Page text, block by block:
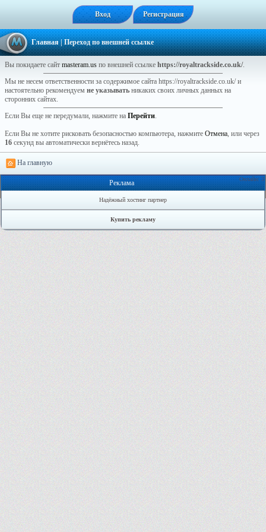
Вход Регистрация
Главная| Переход по внешней ссылке
Вы покидаете сайт masteram.us по внешней ссылке https://royaltrackside.co.uk/.
Мы не несем ответственности за содержимое сайта https://royaltrackside.co.uk/ и
настоятельно рекомендуем не указывать никаких своих личных данных на
сторонних сайтах.
Если Вы еще не передумали, нажмите на Перейти.
Если Вы не хотите рисковать безопасностью компьютера, нажмите Отмена, или через
16 секунд вы автоматически вернётесь назад.
На главную
Онлайн: 3
Реклама
Надёжный хостинг партнер
Купить рекламу